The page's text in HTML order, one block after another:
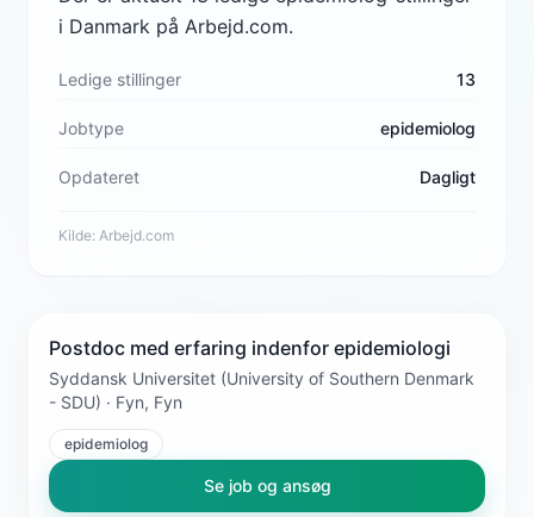
i Danmark på Arbejd.com.
Ledige stillinger 13
Jobtype epidemiolog
Opdateret Dagligt
Kilde: Arbejd.com
Postdoc med erfaring indenfor epidemiologi
Syddansk Universitet (University of Southern Denmark
- SDU) · Fyn, Fyn
epidemiolog
Se job og ansøg